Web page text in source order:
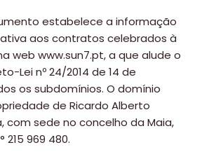
estabelece a informação
aos contratos celebrados à
web www.sun7.pt, a que alude o
Lei nº 24/2014 de 14 de
os subdomínios. O domínio
de Ricardo Alberto
com sede no concelho da Maia,
215 969 480.